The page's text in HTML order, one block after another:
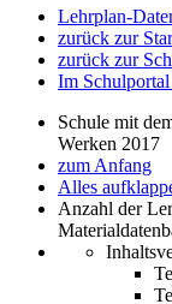
Lehrplan-
zurück zur
zurück zur
Im Schulportal
Schule mit
Werken 2017
zum Anfang
Alles
Anzahl der